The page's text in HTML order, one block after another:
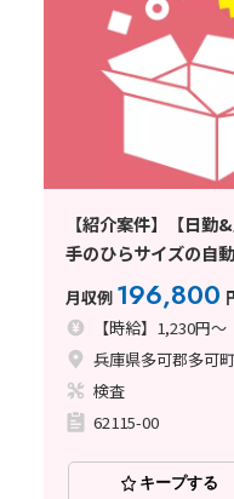
【紹介案件】【日
手のひらサイズの自
月収例 196,800
【時給】1,230円～
兵庫県多可郡多可町
検査
62115-00
キープする